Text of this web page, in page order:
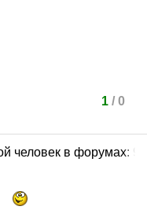
1/ 0